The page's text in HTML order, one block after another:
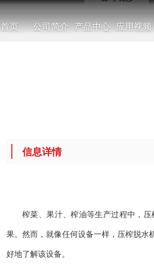
首页 公司简介 产品中心 应用视频
行
行业动态
信息详情
榨菜、果汁、榨油等生产过程中，
果。然而，就像任何设备一样，压榨脱
好地了解该设备。